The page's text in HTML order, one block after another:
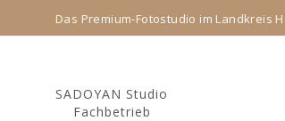
Das Premium-Fotostudio im Landkreis
SADOYAN Studio
Fachbetrieb